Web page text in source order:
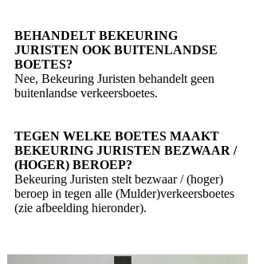
BEHANDELT BEKEURING
JURISTEN OOK BUITENLANDSE
BOETES?
Nee, Bekeuring Juristen behandelt geen
buitenlandse verkeersboetes.
TEGEN WELKE BOETES MAAKT
BEKEURING JURISTEN BEZWAAR /
(HOGER) BEROEP?
Bekeuring Juristen stelt bezwaar / (hoger)
beroep in tegen alle (Mulder)verkeersboetes
(zie afbeelding hieronder).